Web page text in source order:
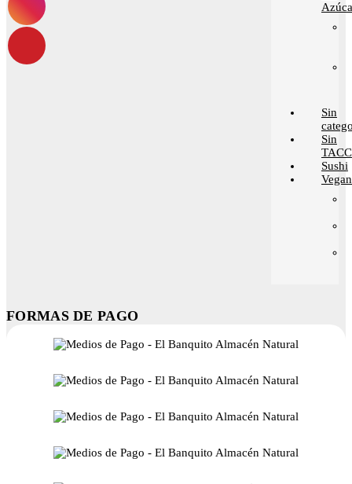
Sin
Sin
TACC
Sushi
FORMAS DE PAGO